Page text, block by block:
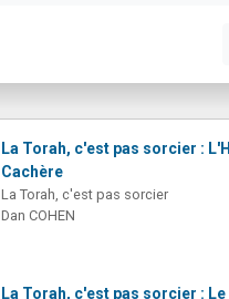
La Torah, c'est pas sorcier :
Cachère
La Torah, c'est pas sorcier
Dan COHEN
La Torah, c'est pas sorcier :